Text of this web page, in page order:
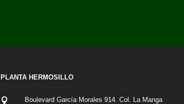
PLANTA HERMOSILLO
 Boulevard García Morales 914. Col. La Manga